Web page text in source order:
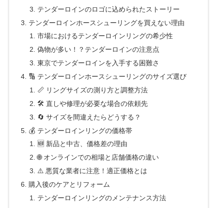
テンダーロインのロゴに込められたストーリー
テンダーロインホースシューリングを買えない理由
市場におけるテンダーロインリングの希少性
偽物が多い！？テンダーロインの注意点
東京でテンダーロインを入手する困難さ
🔢 テンダーロインホースシューリングのサイズ選び
📏 リングサイズの測り方と調整方法
🛠 直しや修理が必要な場合の依頼先
🔄 サイズを間違えたらどうする？
💰 テンダーロインリングの価格帯
🆕 新品と中古、価格差の理由
🌐 オンラインでの相場と店舗価格の違い
⚠️ 悪質な業者に注意！適正価格とは
購入後のケアとリフォーム
テンダーロインリングのメンテナンス方法